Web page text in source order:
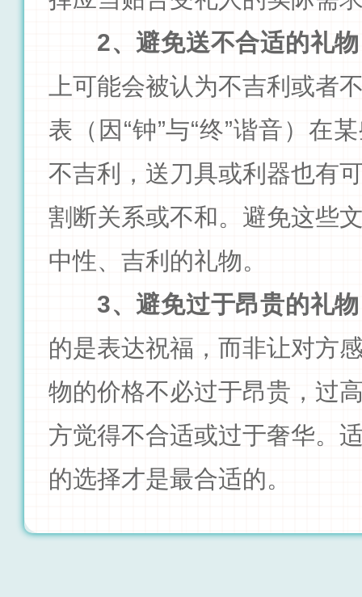
2、避免送不合适的礼
上可能会被认为不吉利或者
表（因“钟”与“终”谐音）在
不吉利，送刀具或利器也有
割断关系或不和。避免这些
中性、吉利的礼物。
3、避免过于昂贵的礼
的是表达祝福，而非让对方
物的价格不必过于昂贵，过
方觉得不合适或过于奢华。
的选择才是最合适的。